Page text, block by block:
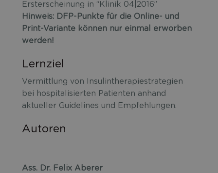
Ersterscheinung in “Klinik 04|2016”
Hinweis: DFP-Punkte für die Online- und
Print-Variante können nur einmal erworben
werden!
Lernziel
Vermittlung von Insulintherapiestrategien
bei hospitalisierten Patienten anhand
aktueller Guidelines und Empfehlungen.
Autoren
Ass. Dr. Felix Aberer